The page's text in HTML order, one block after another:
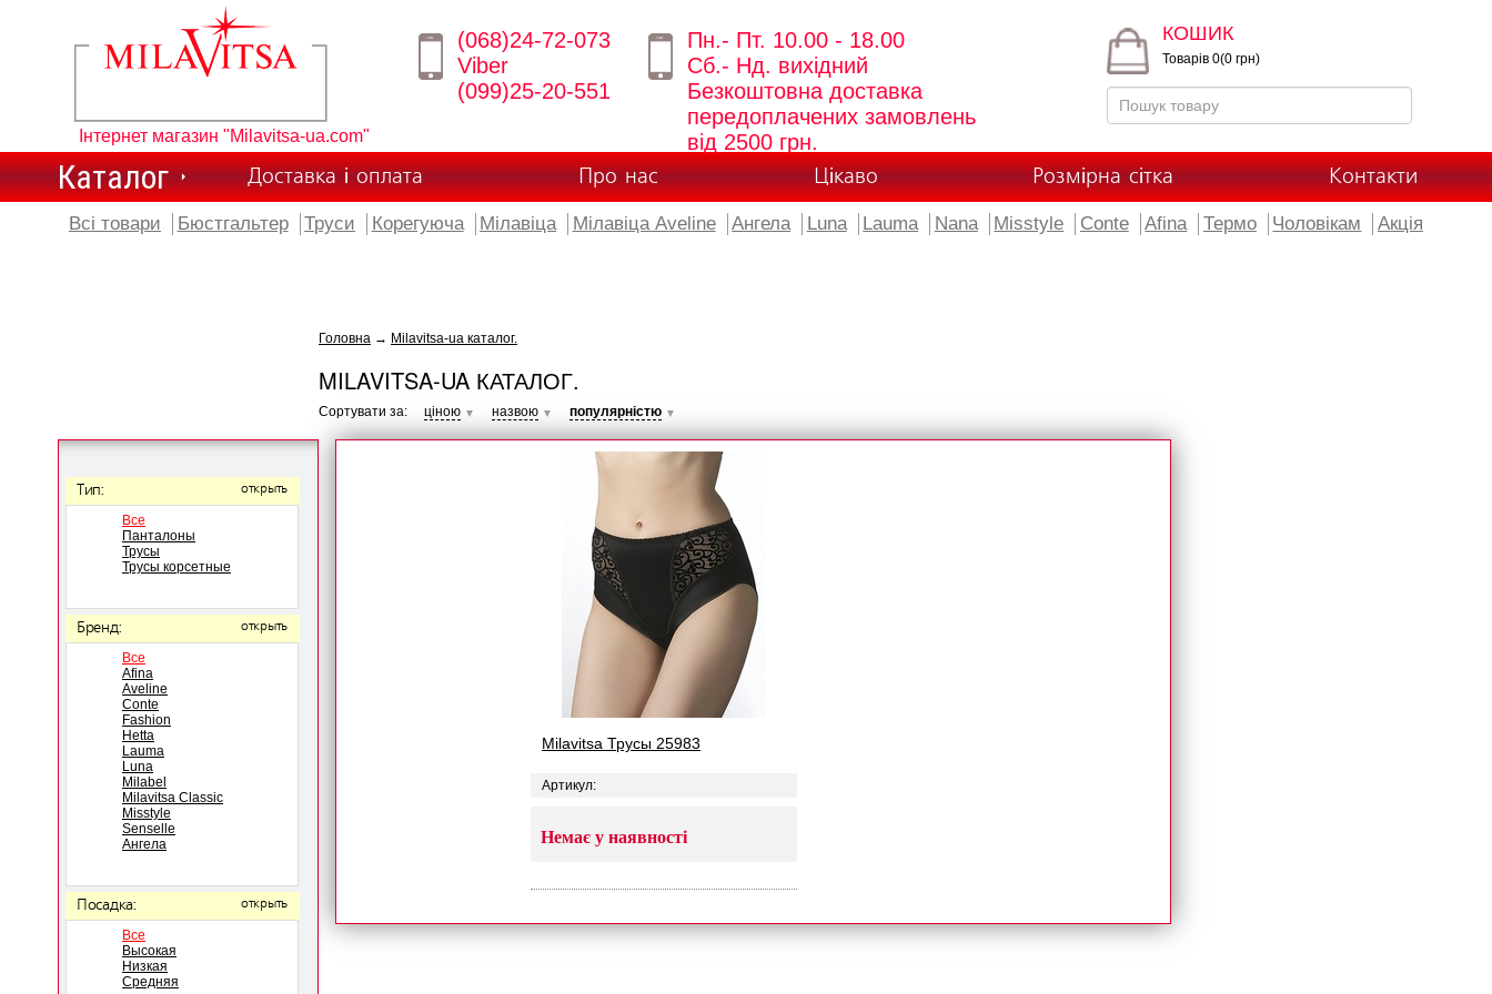
Інтернет магазин "Milavitsa-ua.com"
(068)24-72-073
Viber
(099)25-20-551
Пн.- Пт. 10.00 - 18.00
Сб.- Нд. вихідний
Безкоштовна доставка
передоплачених замовлень
від 2500 грн.
КОШИК
Товарів 0(0 грн)
Каталог Доставка і оплата Про нас Цікаво Розмірна сітка Контакти
Всі товари Бюстгальтер Труси Корегуюча Мілавіца Мілавіца Aveline Ангела Luna Lauma Nana Misstyle Conte Afina Термо Чоловікам Акція
Тип: открыть
Все
Панталоны
Трусы
Трусы корсетные
Бренд: открыть
Все
Afina
Aveline
Conte
Fashion
Hetta
Lauma
Luna
Milabel
Milavitsa Classic
Misstyle
Senselle
Ангела
Посадка: открыть
Все
Высокая
Низкая
Средняя
Головна → Milavitsa-ua каталог.
MILAVITSA-UA КАТАЛОГ.
Сортувати за: ціною ▼ назвою ▼ популярністю ▼
Milavitsa Трусы 25983
Артикул:
Немає у наявності